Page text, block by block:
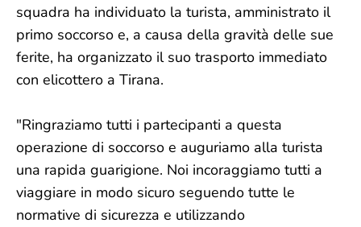
squadra ha individuato la turista, amministrato il
primo soccorso e, a causa della gravità delle sue
ferite, ha organizzato il suo trasporto immediato
con elicottero a Tirana.
"Ringraziamo tutti i partecipanti a questa
operazione di soccorso e auguriamo alla turista
una rapida guarigione. Noi incoraggiamo tutti a
viaggiare in modo sicuro seguendo tutte le
normative di sicurezza e utilizzando